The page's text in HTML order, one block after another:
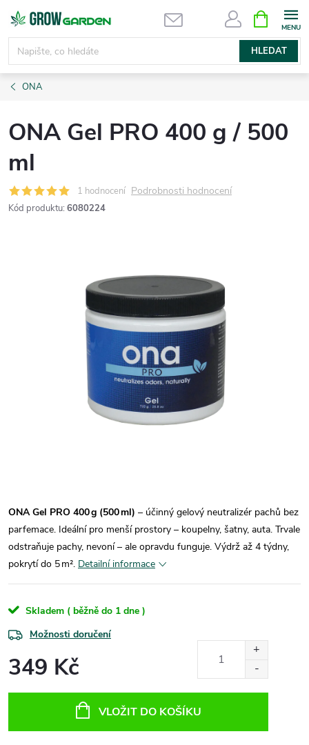
Přejít
obsah
HLEDAT
NÁKUPNÍ
KOŠÍK
ONA
ONA Gel PRO 400 g / 500
ml
1 hodnocení Podrobnosti hodnocení
Kód produktu: 6080224
ONA Gel PRO 400 g (500 ml) – účinný gelový neutralizér pachů bez
parfemace. Ideální pro menší prostory – koupelny, šatny, auta. Trvale
odstraňuje pachy, nevoní – ale opravdu funguje. Výdrž až 4 týdny,
pokrytí do 5 m². Detailní informace
Skladem ( běžně do 1 dne )
Možnosti doručení
349 Kč
VLOŽIT DO KOŠÍKU